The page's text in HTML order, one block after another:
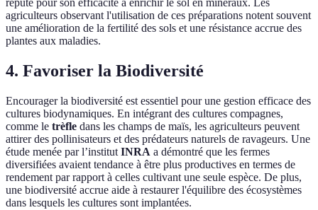
réputé pour son efficacité à enrichir le sol en minéraux. Les
agriculteurs observant l'utilisation de ces préparations notent souvent
une amélioration de la fertilité des sols et une résistance accrue des
plantes aux maladies.
4. Favoriser la Biodiversité
Encourager la biodiversité est essentiel pour une gestion efficace des
cultures biodynamiques. En intégrant des cultures compagnes,
comme le trèfle dans les champs de maïs, les agriculteurs peuvent
attirer des pollinisateurs et des prédateurs naturels de ravageurs. Une
étude menée par l’institut INRA a démontré que les fermes
diversifiées avaient tendance à être plus productives en termes de
rendement par rapport à celles cultivant une seule espèce. De plus,
une biodiversité accrue aide à restaurer l'équilibre des écosystèmes
dans lesquels les cultures sont implantées.